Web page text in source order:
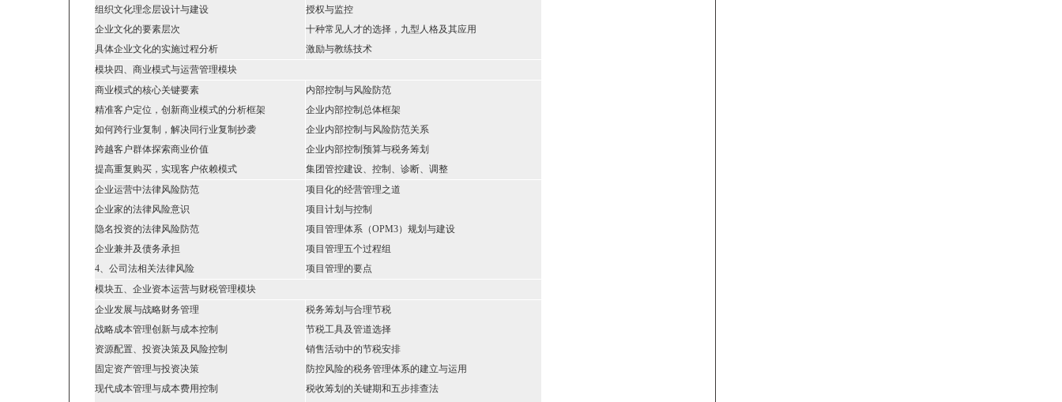
组织文化理念层设计与建设
企业文化的要素层次
具体企业文化的实施过程分析
授权与监控
十种常见人才的选择，九型人格及其应用
激励与教练技术
模块四、商业模式与运营管理模块
商业模式的核心关键要素
精准客户定位，创新商业模式的分析框架
如何跨行业复制，解决同行业复制抄袭
跨越客户群体探索商业价值
提高重复购买，实现客户依赖模式
内部控制与风险防范
企业内部控制总体框架
企业内部控制与风险防范关系
企业内部控制预算与税务筹划
集团管控建设、控制、诊断、调整
企业运营中法律风险防范
企业家的法律风险意识
隐名投资的法律风险防范
企业兼并及债务承担
4、公司法相关法律风险
项目化的经营管理之道
项目计划与控制
项目管理体系（OPM3）规划与建设
项目管理五个过程组
项目管理的要点
模块五、企业资本运营与财税管理模块
企业发展与战略财务管理
战略成本管理创新与成本控制
资源配置、投资决策及风险控制
固定资产管理与投资决策
现代成本管理与成本费用控制
税务筹划与合理节税
节税工具及管道选择
销售活动中的节税安排
防控风险的税务管理体系的建立与运用
税收筹划的关键期和五步排查法